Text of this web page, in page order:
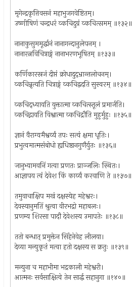
मृगेन्द्रकृत्तिवसनं महाभुजगवेष्टितम्।
उष्णीषिणं चन्द्रधरं व्कचिदुग्रं व्कचित्समम् ॥१३२॥
नानाकुसुममूर्द्धानं नानागन्दानुलेपनम् ।
नानारत्नविचित्राङ्गं नानाभरणभूषितम् ॥१३३॥
कर्णिकारस्रजं दीप्तं क्रोधादुद्भ्रान्तलोचनम्।
व्कचिन्नृत्यति चित्राङ्गं व्कचिद्वदति सुस्वरम् ॥१३४॥
व्कचिद्ध्यायति युक्तात्मा व्कचित्स्तूलं प्रमार्जति।
व्कचिद्गायति विश्वात्मा व्कचिद्रौति मुहुर्मुहुः ॥१३५॥
ज्ञानं वैराग्यमैश्वर्य्यं तपः सत्यं क्षमा धृतिः।
प्रभुत्वमात्मसंबोधो ह्यधिष्ठानगुणैर्युतः ॥१३६॥
जानुभ्यामवनिं गत्वा प्रणतः प्राञ्जलिः स्थितः।
आज्ञापय त्वं देवेश किं कार्य्यं करवाणि ते ॥१३७॥
तमुवाचाक्षिप मखं दक्षस्येह महेश्वरः।
देवस्यानुमतिं श्रुत्वा वीरभद्रो महाबलः।
प्रणम्य शिरसा पादौ देवेशस्य उमापतेः ॥१३८॥
ततो बन्धात् प्रमुक्तेन सिंहेनेवेह लीलया।
देव्या मन्युकृतं मत्वा हतो दक्षस्य स क्रतुः ॥१३९॥
मन्युना च महाभीमा भद्रकाली महेश्वरी।
आत्मनः सर्वसाक्षित्वे तेन सार्द्ध सहानुगा ॥१४०॥